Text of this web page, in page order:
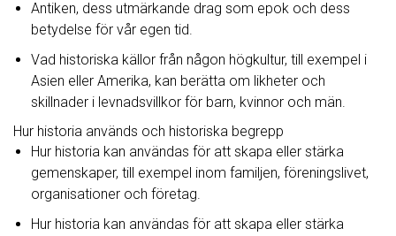
Antiken, dess utmärkande drag som epok och dess
betydelse för vår egen tid.
Vad historiska källor från någon högkultur, till exempel i
Asien eller Amerika, kan berätta om likheter och
skillnader i levnadsvillkor för barn, kvinnor och män.
Hur historia används och historiska begrepp
Hur historia kan användas för att skapa eller stärka
gemenskaper, till exempel inom familjen, föreningslivet,
organisationer och företag.
Hur historia kan användas för att skapa eller stärka